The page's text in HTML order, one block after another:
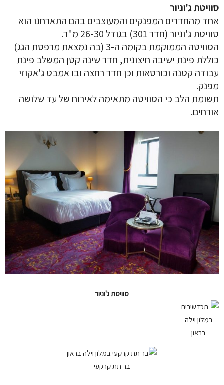
סוויטת ג'וניור
אחד מהחדרים המפנקים והמעוצבים בהם התארחנו הוא
סוויטת ג'וניור (חדר 301) בגודל 26-30 מ"ר.
הסוויטה הממוקמת בקומה ה-3 (בה נמצאת מרפסת הגג)
כוללת פינת ישיבה חיצונית, חדר שינה קטן המשלב פינת
עבודה קטנה וכורסאות וכן חדר רחצה ובו אמבט ג'אקוזי
מפנק.
תשומת הלב כי הסוויטה מתאימה לאירוח של עד שלושה
אורחים.
סוויטת ג'וניור
בר תת קרקעי